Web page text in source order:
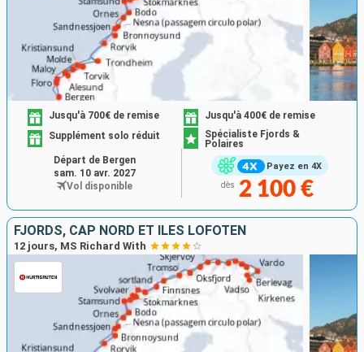
Payez en 4X
Jusqu'à 700€ de remise
Jusqu'à 400€ de remise
Supplément solo réduit
Spécialiste Fjords &
Polaires
dès 2 100 €
Départ de Bergen
sam. 10 avr. 2027
Vol disponible
FJORDS, CAP NORD ET ÎLES LOFOTEN
12 jours, MS Richard With